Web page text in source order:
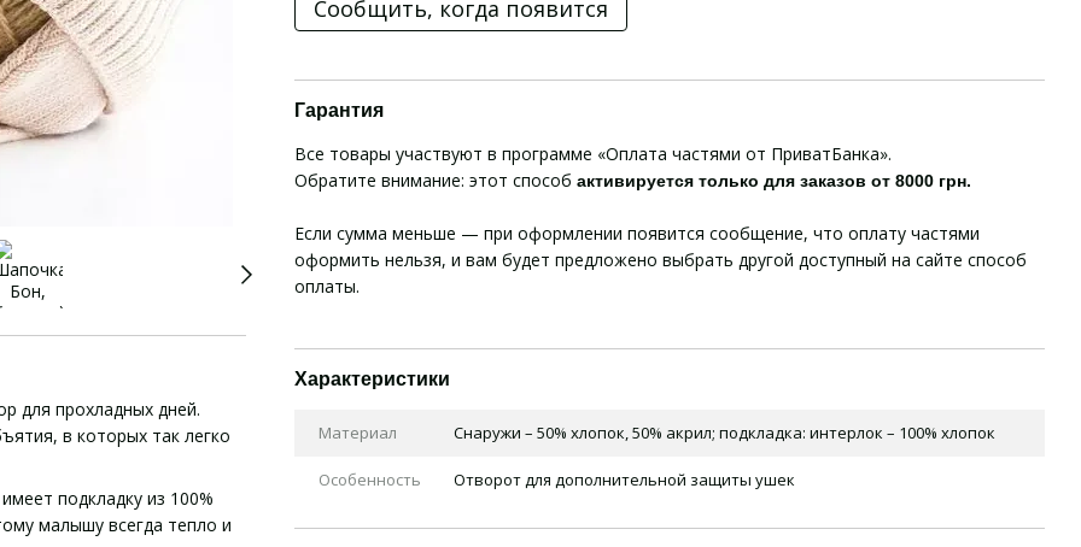
для прохладных дней.
в которых так легко
подкладку из 100%
малышу всегда тепло и
Сообщить, когда появится
Гарантия
Все товары участвуют в программе «Оплата частями от ПриватБанка».
Обратите внимание: этот способ активируется только для заказов от 8000 грн.
Если сумма меньше — при оформлении появится сообщение, что оплату частями
оформить нельзя, и вам будет предложено выбрать другой доступный на сайте способ
оплаты.
Характеристики
Материал Снаружи – 50% хлопок, 50% акрил; подкладка: интерлок – 100% хлопок
Особенность Отворот для дополнительной защиты ушек